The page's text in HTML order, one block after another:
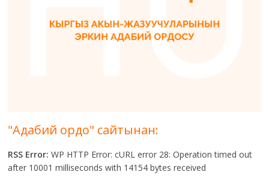
"Адабий ордо" сайтынан:
RSS Error: WP HTTP Error: cURL error 28: Operation timed out
after 10001 milliseconds with 14154 bytes received